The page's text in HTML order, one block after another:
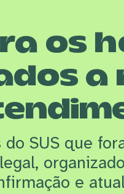
os
a
SUS que f
e